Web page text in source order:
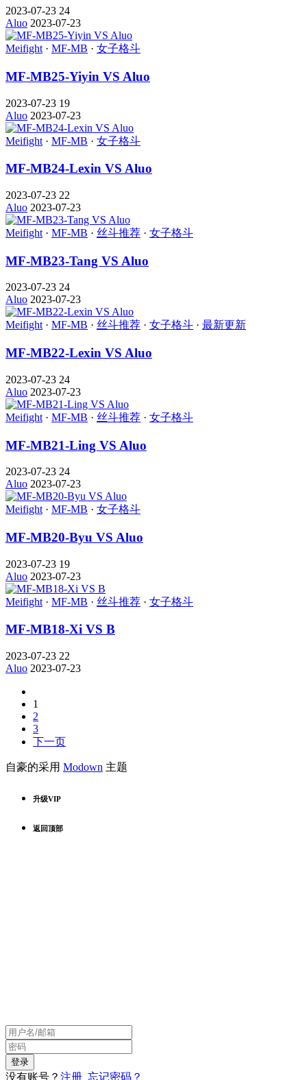
2023-07-23 24
Aluo 2023-07-23
Meifight · MF-MB · 女子格斗
MF-MB25-Yiyin VS Aluo
2023-07-23 19
Aluo 2023-07-23
Meifight · MF-MB · 女子格斗
MF-MB24-Lexin VS Aluo
2023-07-23 22
Aluo 2023-07-23
Meifight · MF-MB · 丝斗推荐 · 女子格斗
MF-MB23-Tang VS Aluo
2023-07-23 24
Aluo 2023-07-23
Meifight · MF-MB · 丝斗推荐 · 女子格斗 · 最新更新
MF-MB22-Lexin VS Aluo
2023-07-23 24
Aluo 2023-07-23
Meifight · MF-MB · 丝斗推荐 · 女子格斗
MF-MB21-Ling VS Aluo
2023-07-23 24
Aluo 2023-07-23
Meifight · MF-MB · 女子格斗
MF-MB20-Byu VS Aluo
2023-07-23 19
Aluo 2023-07-23
Meifight · MF-MB · 丝斗推荐 · 女子格斗
MF-MB18-Xi VS B
2023-07-23 22
Aluo 2023-07-23
1
2
3
下一页
自豪的采用 Modown 主题
升级VIP
返回顶部
没有账号？ 注册 忘记密码？